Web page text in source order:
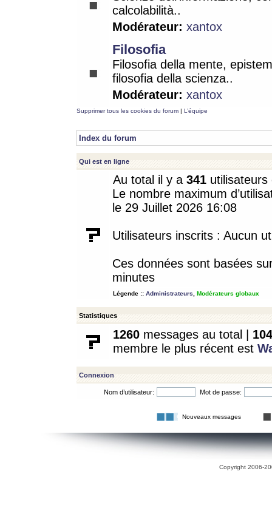
calcolabilità..
Modérateur: xantox
Filosofia
Filosofia della mente,
filosofia della scienza..
Modérateur: xantox
Supprimer tous les cookies du forum | L’équipe
Index du forum
Qui est en ligne
Au total il y a 341
Le nombre maximum
le 29 Juillet 2026 16:08
Utilisateurs inscrits : Aucun
Ces données sont basées
minutes
Légende :: Administrateurs Modérateurs globaux
Statistiques
1260 messages au total | 104
membre le plus récent est
Connexion
Nom d’utilisateur: Mot de passe:
Nouveaux messages
Copyright 2006-